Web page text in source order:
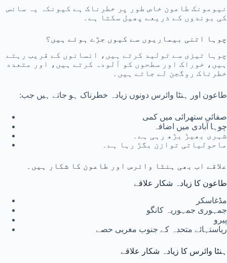
نیومونک طاعون خاص طور پر خطرناک ہے کیونکہ یہ سانس
کی بوندوں کے ذریعے پھیل سکتا ہے۔
چوہا اتنی بیماریوں سے کیوں جڑے ہوئے ہیں؟
چوہا تیزی سے تولید کرتے ہیں، انسانوں کے قریب رہتے
ہیں، خوراک اور سطحوں کو آلودہ کرتے ہیں، اور متعدد
خطرناک روگجن لے جاتے ہیں۔
طاعون اور ہنٹا وائرس دونوں زیادہ خطرناک ہو جاتے ہیں جب:
صفائی ستھرائی میں کمی
چوہا آبادی میں اضافہ
شہری بھیڑ بڑھ رہی ہے۔
ماحولیاتی توازن بگڑ رہا ہے۔
علاقے اب بھی ہنٹا وائرس اور طاعون کا شکار ہیں۔
طاعون کا زیادہ شکار علاقے
مڈغاسکر
جمہوری جمہوریہ کانگو
پیرو
ریاستہائے متحدہ
کے جنوب مغربی حصے
ہنٹا وائرس کا زیادہ شکار علاقے